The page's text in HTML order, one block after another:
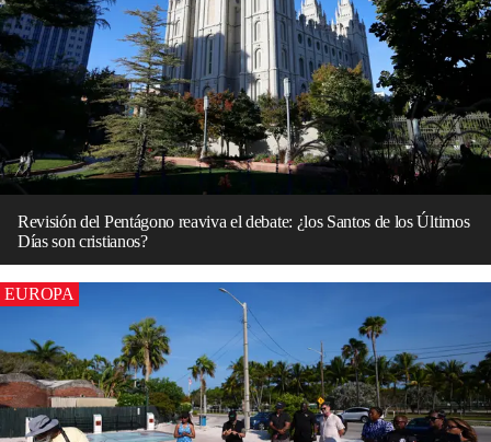
Revisión del Pentágono reaviva el debate: ¿los Santos de los Últimos
Días son cristianos?
EUROPA